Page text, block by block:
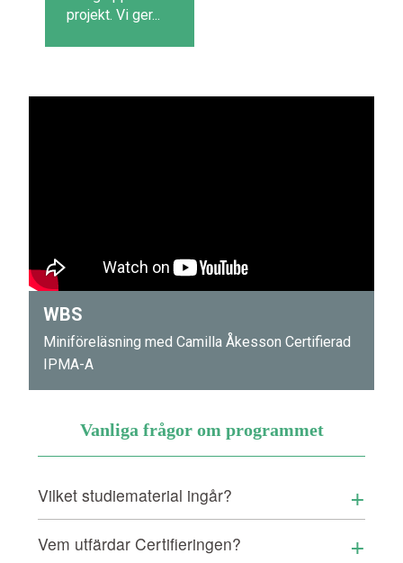
projekt. Vi ger...
WBS
Miniföreläsning med Camilla Åkesson Certifierad
IPMA-A
Vanliga frågor om programmet
Vilket studiematerial ingår? +
Vem utfärdar Certifieringen? +